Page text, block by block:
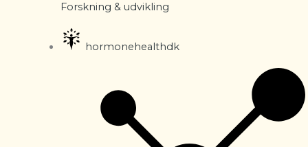
Forskning & udvikling
hormonehealthdk